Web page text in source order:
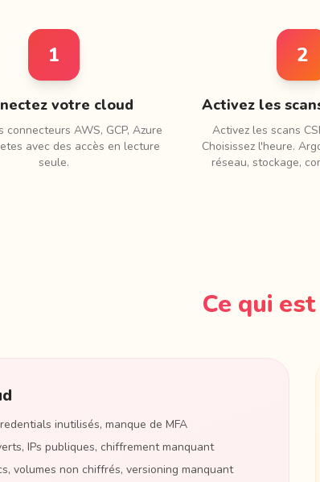
1
votre cloud
connecteurs AWS, GCP, Azure
avec des accès en lecture
seule.
2
Activez les
Activez les scans
Choisissez l'heure.
réseau, stockage,
Ce qui
inutilisés, manque de MFA
IPs publiques, chiffrement manquant
volumes non chiffrés, versioning manquant